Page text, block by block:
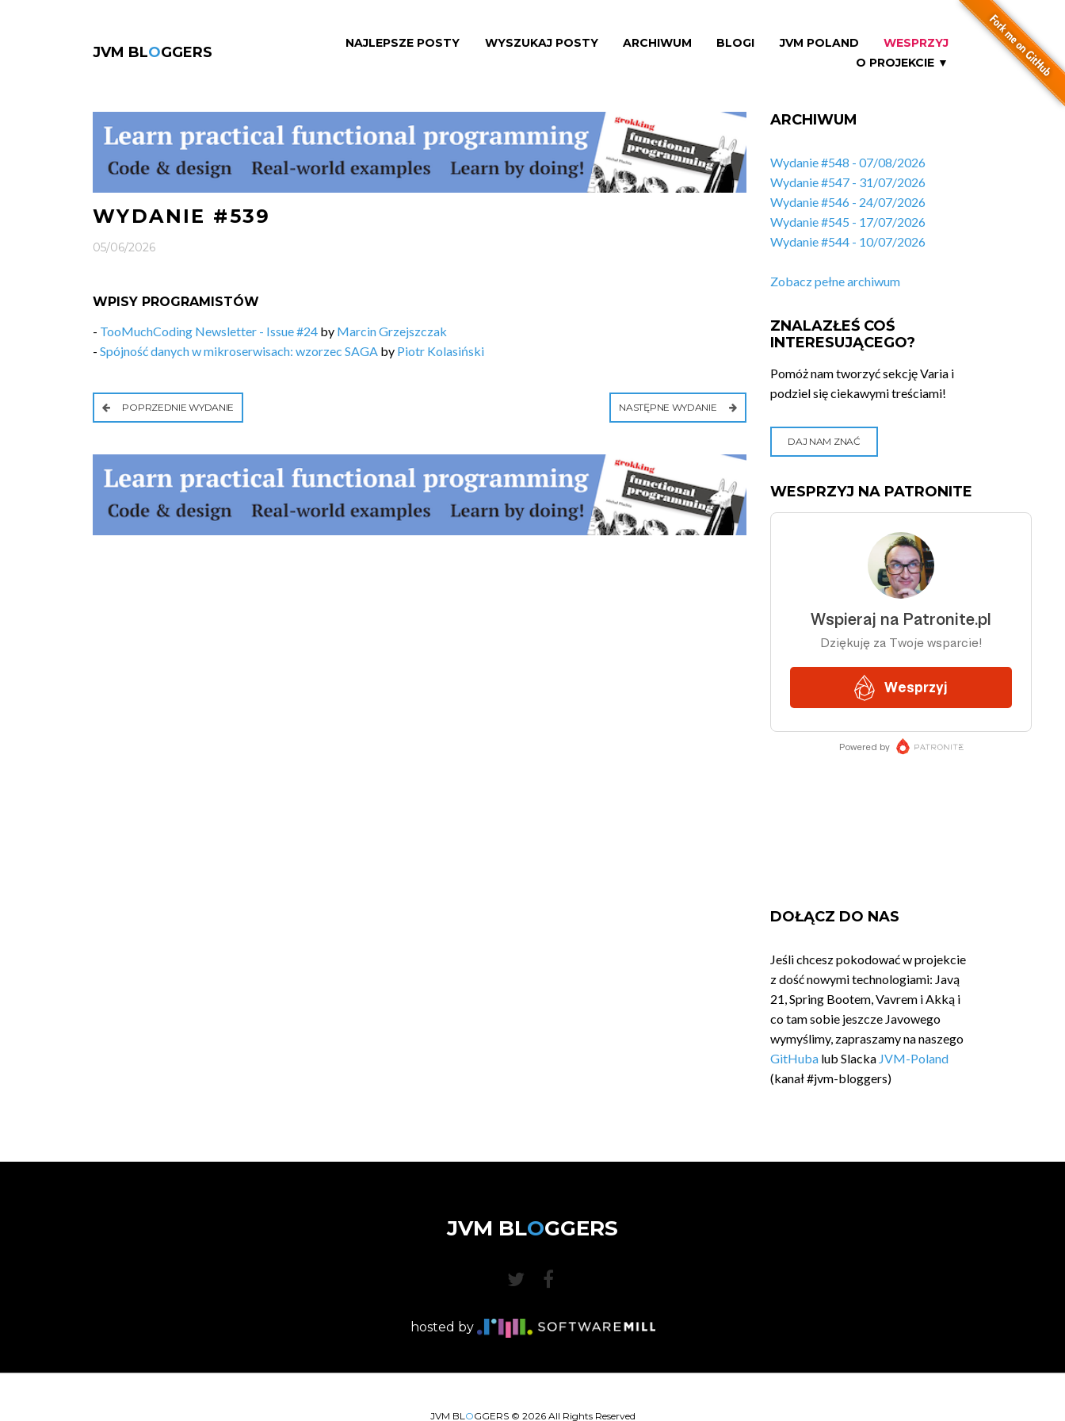
JVM BLOGGERS
NAJLEPSZE POSTY WYSZUKAJ POSTY ARCHIWUM BLOGI JVM POLAND
WESPRZYJ
O PROJEKCIE ▼
WYDANIE #539
05/06/2026
WPISY PROGRAMISTÓW
- TooMuchCoding Newsletter - Issue #24 by Marcin Grzejszczak
- Spójność danych w mikroserwisach: wzorzec SAGA by Piotr Kolasiński
POPRZEDNIE WYDANIE NASTĘPNE WYDANIE
ARCHIWUM
Wydanie #548 - 07/08/2026
Wydanie #547 - 31/07/2026
Wydanie #546 - 24/07/2026
Wydanie #545 - 17/07/2026
Wydanie #544 - 10/07/2026
Zobacz pełne archiwum
ZNALAZŁEŚ COŚ
INTERESUJĄCEGO?
Pomóż nam tworzyć sekcję Varia i
podziel się ciekawymi treściami!
DAJ NAM ZNAĆ
WESPRZYJ NA PATRONITE
DOŁĄCZ DO NAS
Jeśli chcesz pokodować w projekcie
z dość nowymi technologiami: Javą
21, Spring Bootem, Vavrem i Akką i
co tam sobie jeszcze Javowego
wymyślimy, zapraszamy na naszego
GitHuba lub Slacka JVM-Poland
(kanał #jvm-bloggers)
JVM BLOGGERS
hosted by
JVM BLOGGERS © 2026All Rights Reserved